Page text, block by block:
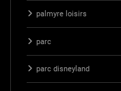
palmyre loisirs
parc
parc disneyland